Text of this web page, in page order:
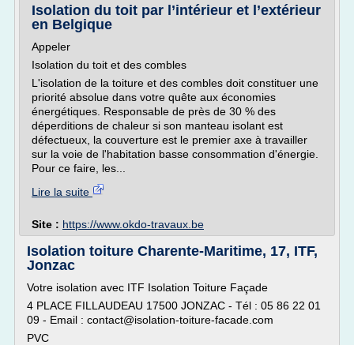
Isolation du toit par l’intérieur et l’extérieur
en Belgique
Appeler
Isolation du toit et des combles
L'isolation de la toiture et des combles doit constituer une
priorité absolue dans votre quête aux économies
énergétiques. Responsable de près de 30 % des
déperditions de chaleur si son manteau isolant est
défectueux, la couverture est le premier axe à travailler
sur la voie de l'habitation basse consommation d'énergie.
Pour ce faire, les...
Lire la suite
Site : https://www.okdo-travaux.be
Isolation toiture Charente-Maritime, 17, ITF,
Jonzac
Votre isolation avec ITF Isolation Toiture Façade
4 PLACE FILLAUDEAU 17500 JONZAC - Tél : 05 86 22 01
09 - Email : contact@isolation-toiture-facade.com
PVC